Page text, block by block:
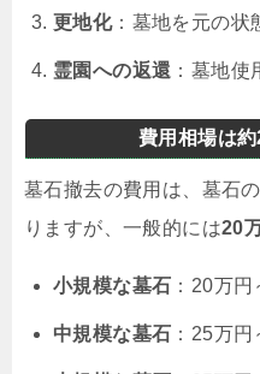
更地化：墓地を元の状
霊園への返還 ：墓地使
費用相場は
墓石撤去の費用は、墓石
りますが、一般的には20
小規模な墓石 ：20万円
中規模な墓石 ：25万円